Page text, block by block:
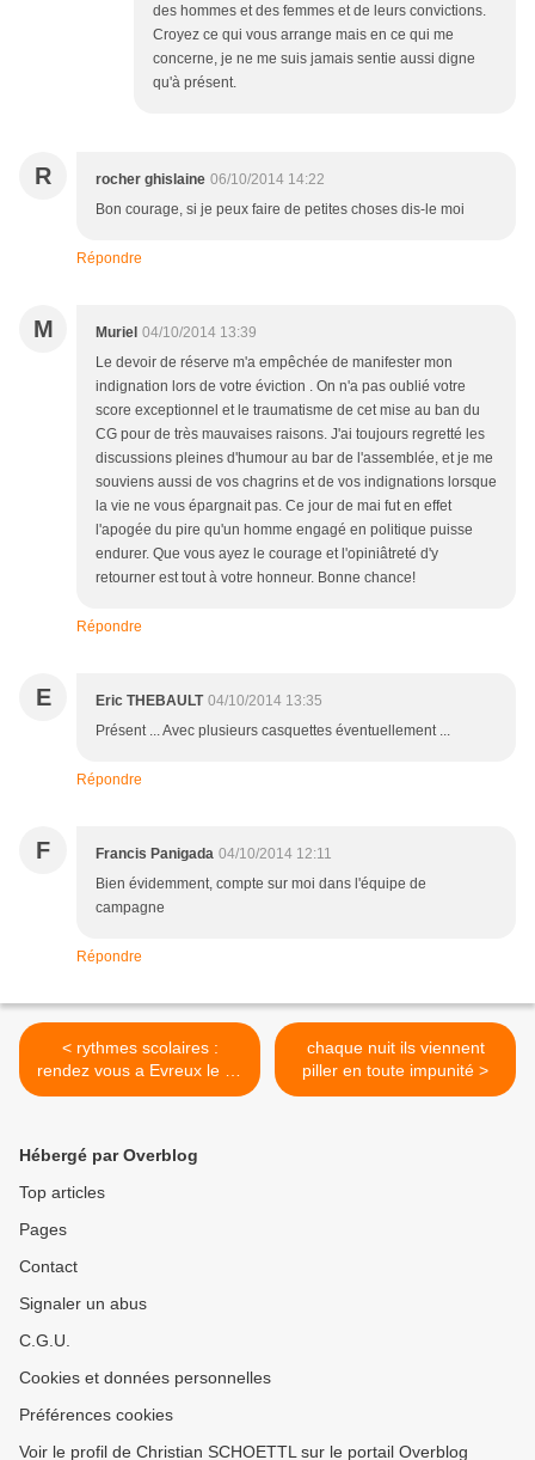
des hommes et des femmes et de leurs convictions.
Croyez ce qui vous arrange mais en ce qui me
concerne, je ne me suis jamais sentie aussi digne
qu'à présent.
R rocher ghislaine 06/10/2014 14:22
Bon courage, si je peux faire de petites choses dis-le moi
Répondre
M Muriel 04/10/2014 13:39
Le devoir de réserve m'a empêchée de manifester mon
indignation lors de votre éviction . On n'a pas oublié votre
score exceptionnel et le traumatisme de cet mise au ban du
CG pour de très mauvaises raisons. J'ai toujours regretté les
discussions pleines d'humour au bar de l'assemblée, et je me
souviens aussi de vos chagrins et de vos indignations lorsque
la vie ne vous épargnait pas. Ce jour de mai fut en effet
l'apogée du pire qu'un homme engagé en politique puisse
endurer. Que vous ayez le courage et l'opiniâtreté d'y
retourner est tout à votre honneur. Bonne chance!
Répondre
E Eric THEBAULT 04/10/2014 13:35
Présent ... Avec plusieurs casquettes éventuellement ...
Répondre
F Francis Panigada 04/10/2014 12:11
Bien évidemment, compte sur moi dans l'équipe de
campagne
Répondre
< rythmes scolaires :
rendez vous a Evreux le 11
octobre !
chaque nuit ils viennent
piller en toute impunité >
Hébergé par Overblog
Top articles
Pages
Contact
Signaler un abus
C.G.U.
Cookies et données personnelles
Préférences cookies
Voir le profil de Christian SCHOETTL sur le portail Overblog